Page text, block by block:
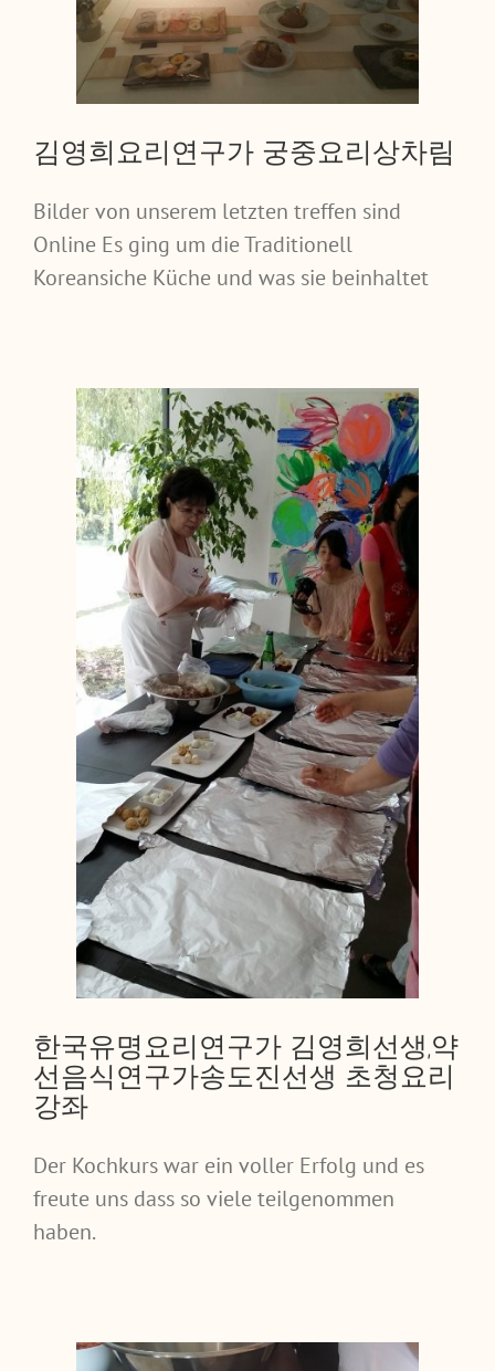
김영희요리연구가 궁중요리상차림
Bilder von unserem letzten treffen sind
Online Es ging um die Traditionell
Koreansiche Küche und was sie beinhaltet
한국유명요리연구가 김영희선생,약
선음식연구가송도진선생 초청요리
강좌
Der Kochkurs war ein voller Erfolg und es
freute uns dass so viele teilgenommen
haben.